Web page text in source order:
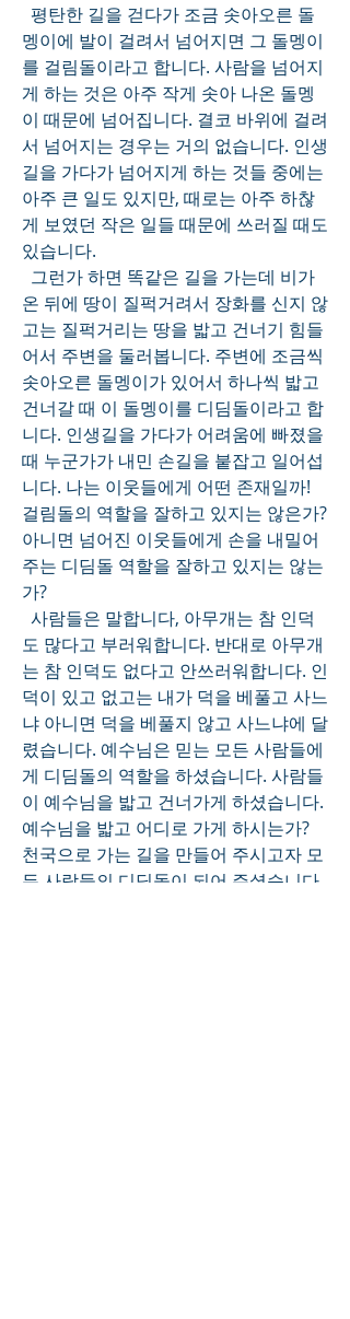
평탄한 길을 걷다가 조금 솟아오른 돌
멩이에 발이 걸려서 넘어지면 그 돌멩이
를 걸림돌이라고 합니다. 사람을 넘어지
게 하는 것은 아주 작게 솟아 나온 돌멩
이 때문에 넘어집니다. 결코 바위에 걸려
서 넘어지는 경우는 거의 없습니다. 인생
길을 가다가 넘어지게 하는 것들 중에는
아주 큰 일도 있지만, 때로는 아주 하찮
게 보였던 작은 일들 때문에 쓰러질 때도
있습니다.
그런가 하면 똑같은 길을 가는데 비가
온 뒤에 땅이 질퍽거려서 장화를 신지 않
고는 질퍽거리는 땅을 밟고 건너기 힘들
어서 주변을 둘러봅니다. 주변에 조금씩
솟아오른 돌멩이가 있어서 하나씩 밟고
건너갈 때 이 돌멩이를 디딤돌이라고 합
니다. 인생길을 가다가 어려움에 빠졌을
때 누군가가 내민 손길을 붙잡고 일어섭
니다. 나는 이웃들에게 어떤 존재일까!
걸림돌의 역할을 잘하고 있지는 않은가?
아니면 넘어진 이웃들에게 손을 내밀어
주는 디딤돌 역할을 잘하고 있지는 않는
가?
사람들은 말합니다, 아무개는 참 인덕
도 많다고 부러워합니다. 반대로 아무개
는 참 인덕도 없다고 안쓰러워합니다. 인
덕이 있고 없고는 내가 덕을 베풀고 사느
냐 아니면 덕을 베풀지 않고 사느냐에 달
렸습니다. 예수님은 믿는 모든 사람들에
게 디딤돌의 역할을 하셨습니다. 사람들
이 예수님을 밟고 건너가게 하셨습니다.
예수님을 밟고 어디로 가게 하시는가?
천국으로 가는 길을 만들어 주시고자 모
든 사람들의 디딤돌이 되어 주셨습니다.